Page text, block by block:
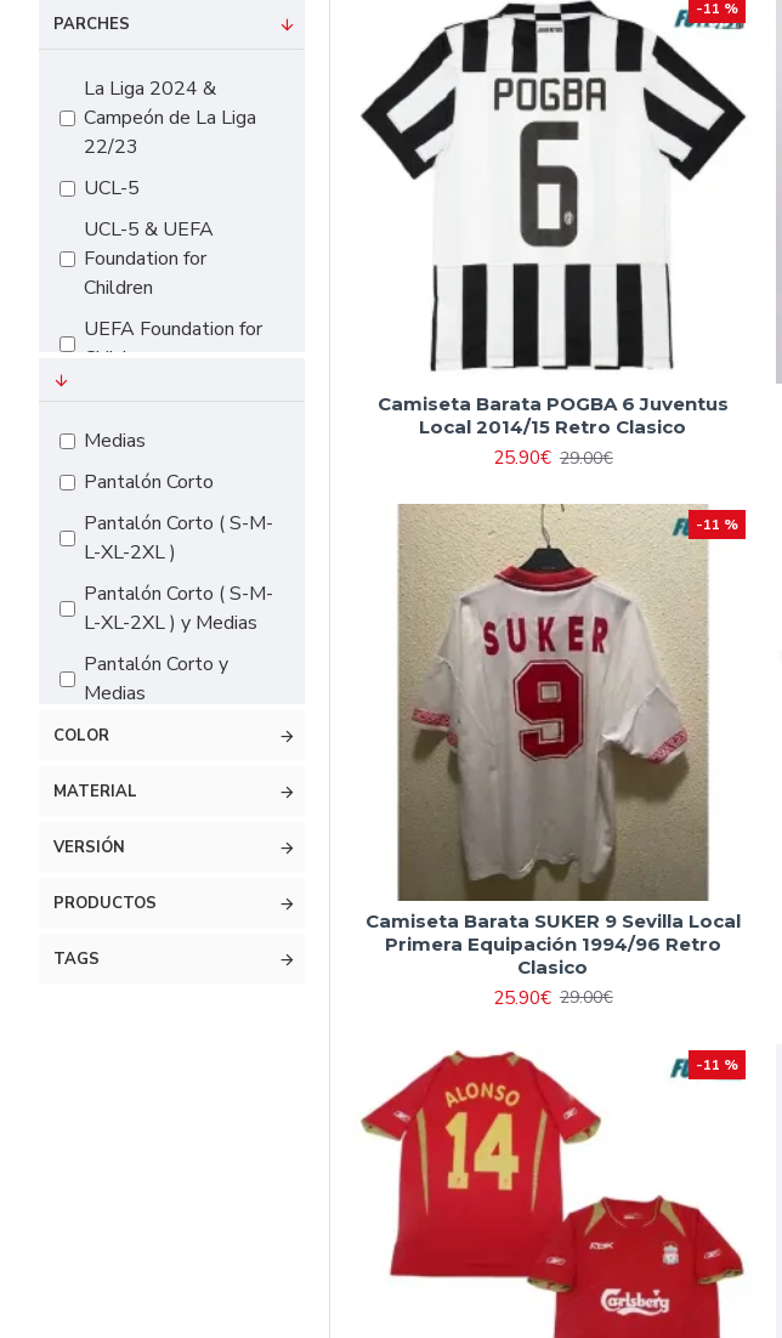
COLOR
MATERIAL
VERSIÓN
PRODUCTOS
#12（125cm-
135cm）
#14（135cm-
145cm）
155cm）
#18（155cm-
165cm）
& UEFA Foundation
PARCHES
La Liga 2024 &
Campeón de La Liga
22/23
UCL-5
UCL-5 & UEFA
Foundation for
Children
UEFA Foundation for
Children
Premier League
La Liga 2024
Bundesliga
Serie A
Medias
Pantalón Corto
Pantalón Corto ( S-M-
L-XL-2XL )
Pantalón Corto ( S-M-
L-XL-2XL ) y Medias
Pantalón Corto y
Medias
Pantalón Largo
TAGS
-11 %
Camiseta Barata POGBA 6 Juventus
Local 2014/15 Retro Clasico
25.90€ 29.00€
-11 %
Camiseta Barata SUKER 9 Sevilla Local
Primera Equipación 1994/96 Retro
Clasico
25.90€ 29.00€
-11 %